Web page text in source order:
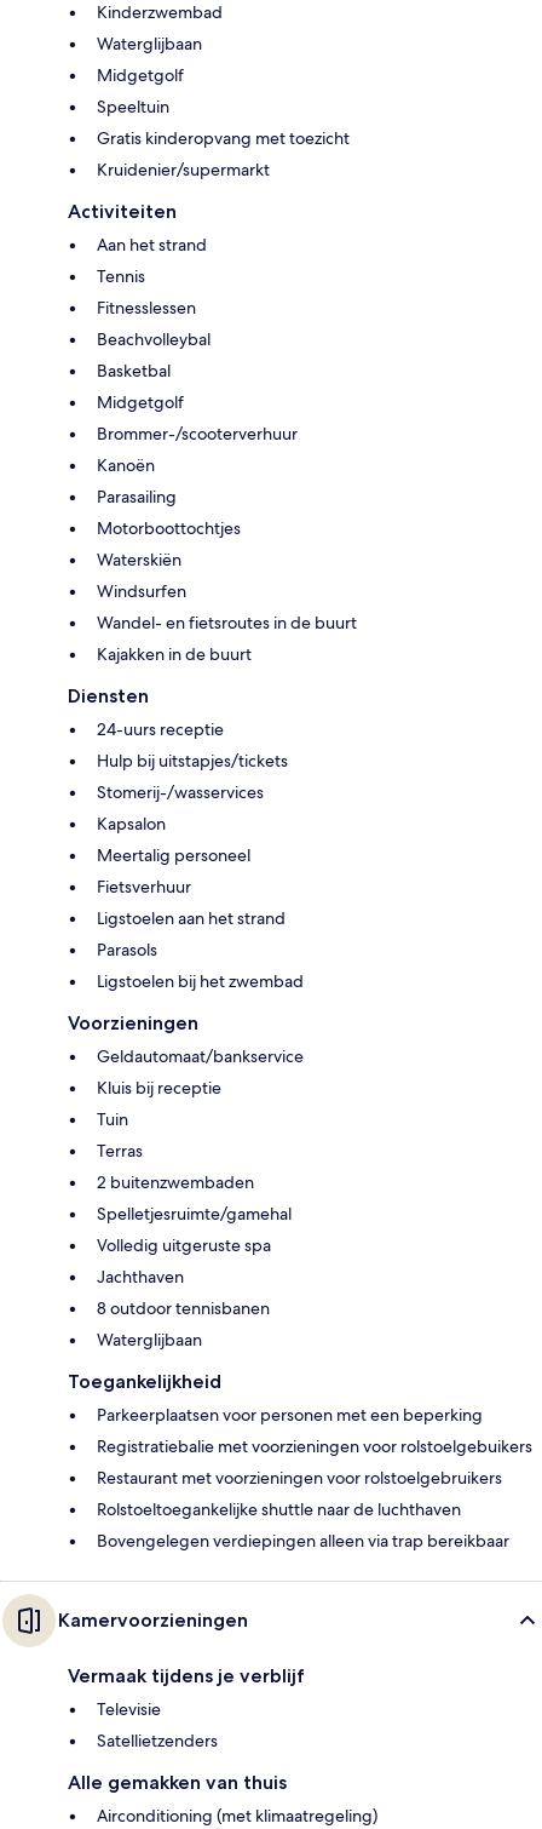
Kinderzwembad
Waterglijbaan
Midgetgolf
Speeltuin
Gratis kinderopvang met toezicht
Kruidenier/supermarkt
Activiteiten
Aan het strand
Tennis
Fitnesslessen
Beachvolleybal
Basketbal
Midgetgolf
Brommer-/scooterverhuur
Kanoën
Parasailing
Motorboottochtjes
Waterskiën
Windsurfen
Wandel- en fietsroutes in de buurt
Kajakken in de buurt
Diensten
24-uurs receptie
Hulp bij uitstapjes/tickets
Stomerij-/wasservices
Kapsalon
Meertalig personeel
Fietsverhuur
Ligstoelen aan het strand
Parasols
Ligstoelen bij het zwembad
Voorzieningen
Geldautomaat/bankservice
Kluis bij receptie
Tuin
Terras
2 buitenzwembaden
Spelletjesruimte/gamehal
Volledig uitgeruste spa
Jachthaven
8 outdoor tennisbanen
Waterglijbaan
Toegankelijkheid
Parkeerplaatsen voor personen met een beperking
Registratiebalie met voorzieningen voor rolstoelgebuikers
Restaurant met voorzieningen voor rolstoelgebruikers
Rolstoeltoegankelijke shuttle naar de luchthaven
Bovengelegen verdiepingen alleen via trap bereikbaar
Kamervoorzieningen
Vermaak tijdens je verblijf
Televisie
Satellietzenders
Alle gemakken van thuis
Airconditioning (met klimaatregeling)